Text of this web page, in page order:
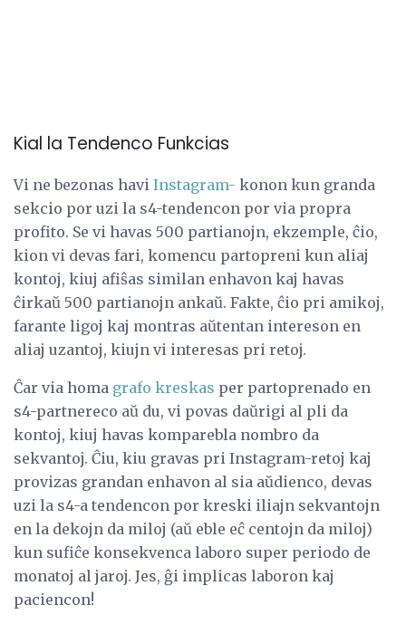
Kial la Tendenco Funkcias
Vi ne bezonas havi Instagram- konon kun granda
sekcio por uzi la s4-tendencon por via propra
profito. Se vi havas 500 partianojn, ekzemple, ĉio,
kion vi devas fari, komencu partopreni kun aliaj
kontoj, kiuj afiŝas similan enhavon kaj havas
ĉirkaŭ 500 partianojn ankaŭ. Fakte, ĉio pri amikoj,
farante ligoj kaj montras aŭtentan intereson en
aliaj uzantoj, kiujn vi interesas pri retoj.
Ĉar via homa grafo kreskas per partoprenado en
s4-partnereco aŭ du, vi povas daŭrigi al pli da
kontoj, kiuj havas komparebla nombro da
sekvantoj. Ĉiu, kiu gravas pri Instagram-retoj kaj
provizas grandan enhavon al sia aŭdienco, devas
uzi la s4-a tendencon por kreski iliajn sekvantojn
en la dekojn da miloj (aŭ eble eĉ centojn da miloj)
kun sufiĉe konsekvenca laboro super periodo de
monatoj al jaroj. Jes, ĝi implicas laboron kaj
paciencon!